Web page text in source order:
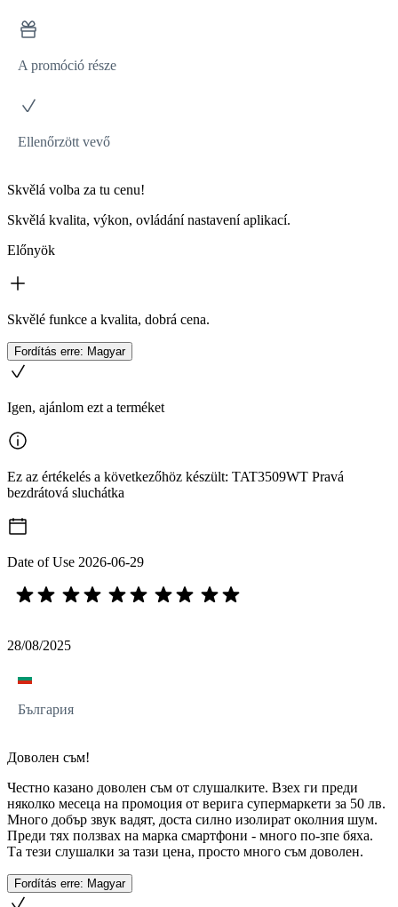
A promóció része
Ellenőrzött vevő
Skvělá volba za tu cenu!
Skvělá kvalita, výkon, ovládání nastavení aplikací.
Előnyök
Skvělé funkce a kvalita, dobrá cena.
Fordítás erre: Magyar
Igen, ajánlom ezt a terméket
Ez az értékelés a következőhöz készült: TAT3509WT Pravá
bezdrátová sluchátka
Date of Use 2026-06-29
28/08/2025
България
Доволен съм!
Честно казано доволен съм от слушалките. Взех ги преди
няколко месеца на промоция от верига супермаркети за 50 лв.
Много добър звук вадят, доста силно изолират околния шум.
Преди тях ползвах на марка смартфони - много по-зпе бяха.
Та тези слушалки за тази цена, просто много съм доволен.
Fordítás erre: Magyar